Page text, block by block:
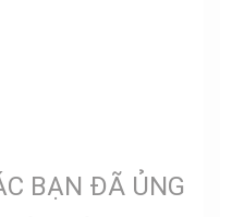
BẠN ĐÃ ỦNG